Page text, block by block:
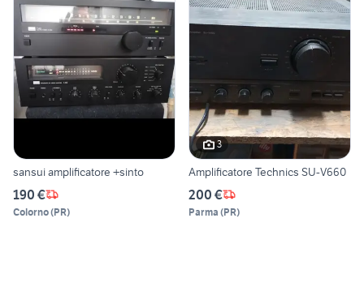
sansui amplificatore +sinto
190 €
Colorno(PR)
3
Amplificatore Technics SU-V660
200 €
Parma (PR)